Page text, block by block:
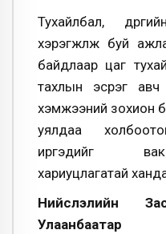
Тухайлбал,
хэрэгжүүлж буй
байдлаар цаг
тахлын эсрэг авч
хэмжээний зохион
уялдаа
иргэдийг
хариуцлагатай
Нийслэлийн